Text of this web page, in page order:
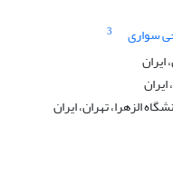
سواری
3
ایران
الزهرا، تهران، ایران